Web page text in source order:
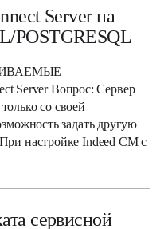
Server на
POSTGRESQL
Вопрос: Сервер
со своей
задать другую
настройке Indeed CM с
сервисной